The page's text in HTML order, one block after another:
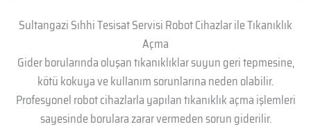
Sultangazi Sıhhi Tesisat Servisi Robot Cihazlar ile Tıkanıklık
Açma
Gider borularında oluşan tıkanıklıklar suyun geri tepmesine,
kötü kokuya ve kullanım sorunlarına neden olabilir.
Profesyonel robot cihazlarla yapılan tıkanıklık açma işlemleri
sayesinde borulara zarar vermeden sorun giderilir.